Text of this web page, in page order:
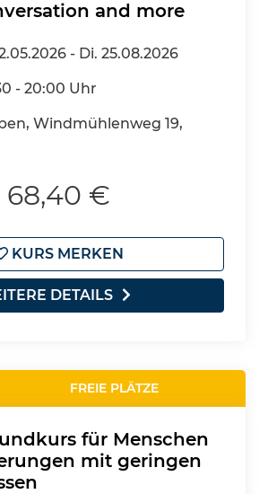
and more
- Di. 25.08.2026
- 20:00 Uhr
Windmühlenweg 19,
68,40 €
KURS MERKEN
DETAILS
FREIE PLÄTZE
für Menschen
mit geringen